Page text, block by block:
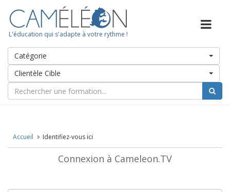
L'éducation qui s'adapte à votre rythme !
Catégorie
Clientèle Cible
Accueil Identifiez-vous ici
Connexion à Cameleon.TV